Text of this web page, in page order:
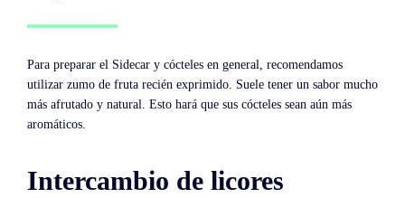
Para preparar el Sidecar y cócteles en general, recomendamos
utilizar zumo de fruta recién exprimido. Suele tener un sabor mucho
más afrutado y natural. Esto hará que sus cócteles sean aún más
aromáticos.
Intercambio de licores